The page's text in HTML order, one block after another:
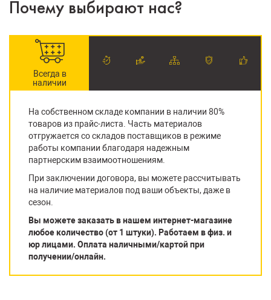
Почему выбирают нас?
Всегда в
наличии
На собственном складе компании в наличии 80%
товаров из прайс-листа. Часть материалов
отгружается со складов поставщиков в режиме
работы компании благодаря надежным
партнерским взаимоотношениям.
При заключении договора, вы можете рассчитывать
на наличие материалов под ваши объекты, даже в
сезон.
Вы можете заказать в нашем интернет-магазине
любое количество (от 1 штуки). Работаем в физ. и
юр лицами. Оплата наличными/картой при
получении/онлайн.